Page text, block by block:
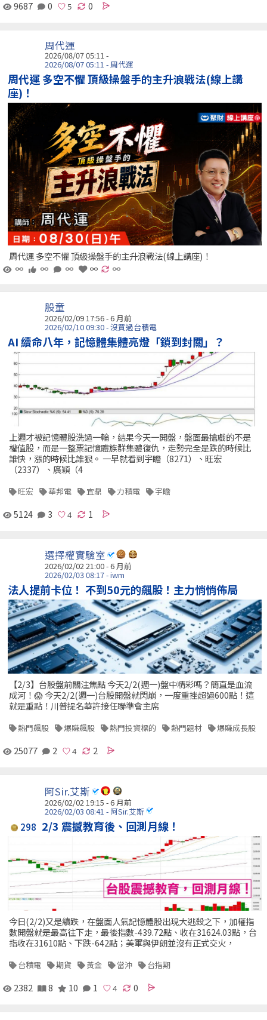
9687 0 0
周代運
2026/08/07 05:11 -
2026/08/07 05:11 - 周代運
周代運 多空不懼 頂級操盤手的主升浪戰法(線上講
座)！
周代運 多空不懼 頂級操盤手的主升浪戰法(線上講座)！
∞
∞ ∞ ∞ ∞
股童
2026/02/09 17:56 - 6 月前
2026/02/10 09:30 - 沒買過台積電
AI 續命八年，記憶體集體亮燈「鎖到封關」？
上週才被記憶體股洗過一輪，結果今天一開盤，盤面最搶戲的不是
權值股，而是一整票記憶體族群集體復仇，走勢完全是跌的時候比
誰快，漲的時候比誰狠。 一早就看到宇瞻（8271）、旺宏
（2337）、廣穎（4
旺宏 華邦電 宜鼎 力積電 宇瞻
5124 3 1
選擇權實驗室
2026/02/02 21:00 - 6 月前
2026/02/03 08:17 - iwm
法人提前卡位！ 不到50元的飆股！主力悄悄佈局
【2/3】台股盤前關注焦點 今天2/2(週一)盤中精彩嗎？簡直是血流
成河！😱 今天2/2(週一)台股開盤就閃崩，一度重挫超過600點！這
就是重點！川普提名華許接任聯準會主席
熱門飆股 爆賺飆股 熱門投資標的 熱門題材 爆賺成長股
25077 2 2
阿Sir.艾斯
2026/02/02 19:15 - 6 月前
2026/02/03 08:41 - 阿Sir.艾斯
298 2/3 震撼教育後、回測月線！
今日(2/2)又是續跌，在盤面人氣記憶體股出現大逃殺之下，加權指
數開盤就是最高往下走，最後指數-439.72點、收在31624.03點，台
指收在31610點、下跌-642點；美軍與伊朗並沒有正式交火，
台積電 期貨 黃金 當沖 台指期
2382 8 10 1 0